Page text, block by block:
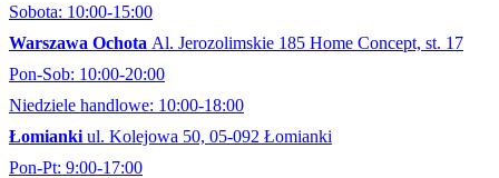
Sobota: 10:00-15:00
Warszawa Ochota Al. Jerozolimskie 185 Home Concept, st. 17
Pon-Sob: 10:00-20:00
Niedziele handlowe: 10:00-18:00
Łomianki ul. Kolejowa 50, 05-092 Łomianki
Pon-Pt: 9:00-17:00